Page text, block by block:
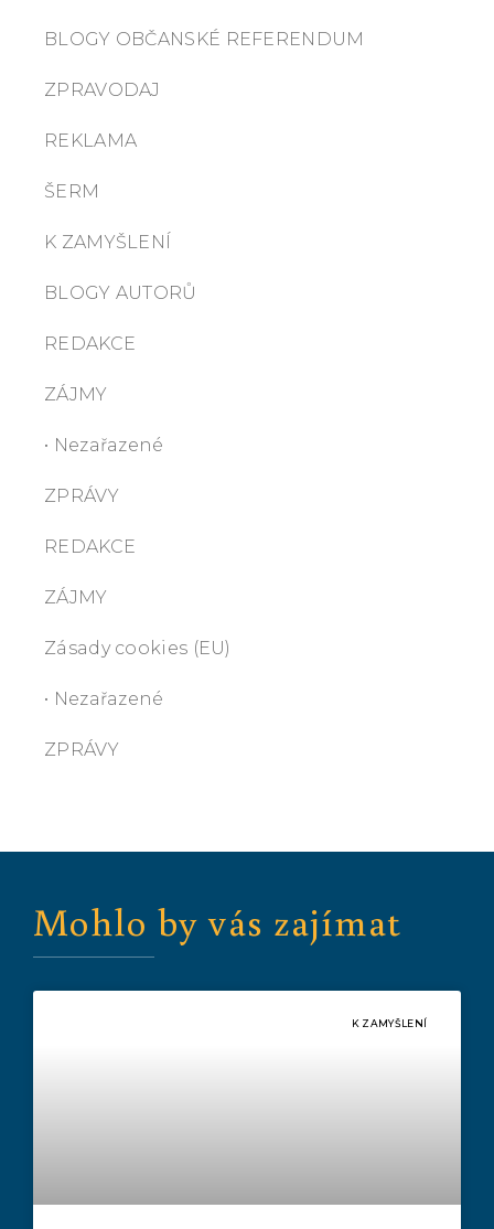
BLOGY OBČANSKÉ REFERENDUM
ZPRAVODAJ
REKLAMA
ŠERM
K ZAMYŠLENÍ
BLOGY AUTORŮ
REDAKCE
ZÁJMY
• Nezařazené
ZPRÁVY
REDAKCE
ZÁJMY
Zásady cookies (EU)
• Nezařazené
ZPRÁVY
Mohlo by vás zajímat
K ZAMYŠLENÍ